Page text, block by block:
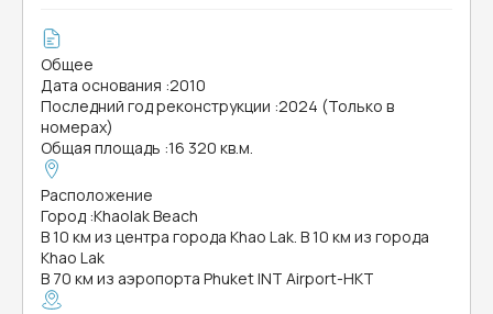
Общее
Дата основания :2010
Последний год реконструкции :2024 (Только в
номерах)
Общая площадь :16 320 кв.м.
Расположение
Город :Khaolak Beach
В 10 км из центра города Khao Lak. В 10 км из города
Khao Lak
В 70 км из аэропорта Phuket INT Airport-HKT